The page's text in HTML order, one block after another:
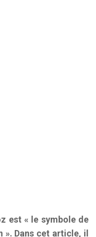
est « le symbole de
». Dans cet article, il